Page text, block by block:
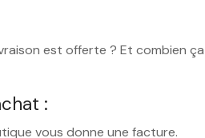
est offerte ? Et combien
:
vous donne une facture.